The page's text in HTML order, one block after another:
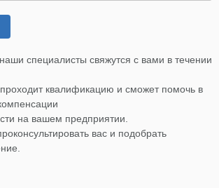
специалисты свяжутся с вами в течении
квалификацию и сможет помочь в
на вашем предприятии.
вас и подобрать